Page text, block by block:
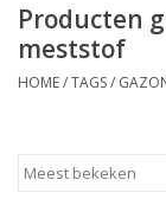
Plagen & Ziekten
Meststoffen en
Producten
meststof
HOME/TAGS/